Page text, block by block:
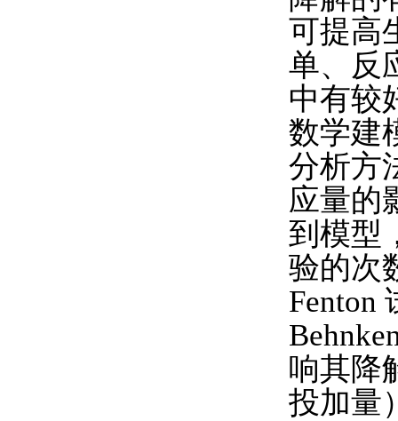
可提高
单、反
中有较
数学建
分析方
应量的
到模型
验的次
Fenton
响其降
投加量